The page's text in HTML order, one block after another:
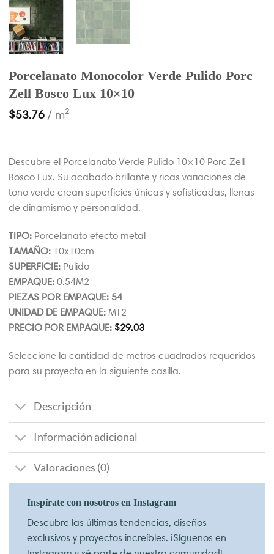
Porcelanato Monocolor Verde Pulido Porc
Zell Bosco Lux 10×10
$53.76 / m²
Descubre el Porcelanato Verde Pulido 10×10 Porc Zell
Bosco Lux. Su acabado brillante y ricas variaciones de
tono verde crean superficies únicas y sofisticadas, llenas
de dinamismo y personalidad.
TIPO: Porcelanato efecto metal
TAMAÑO: 10x10cm
SUPERFICIE: Pulido
EMPAQUE: 0.54M2
PIEZAS POR EMPAQUE: 54
UNIDAD DE EMPAQUE: MT2
PRECIO POR EMPAQUE: $29.03
Seleccione la cantidad de metros cuadrados requeridos
para su proyecto en la siguiente casilla.
Descripción
Información adicional
Valoraciones (0)
Inspírate con nosotros en Instagram
Descubre las últimas tendencias, diseños
exclusivos y proyectos increíbles. ¡Síguenos en